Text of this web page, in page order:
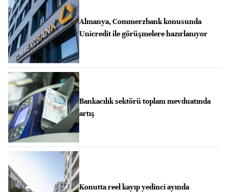
Almanya, Commerzbank konusunda
Unicredit ile görüşmelere hazırlanıyor
Bankacılık sektörü toplam mevduatında
artış
Konutta reel kayıp yedinci ayında